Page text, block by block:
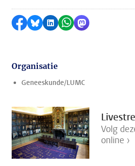
Delen op Facebook
Delen via Bluesky
Delen op LinkedIn
Delen via
Delen via
Organisatie
Geneeskunde/LUMC
Volg
online ›